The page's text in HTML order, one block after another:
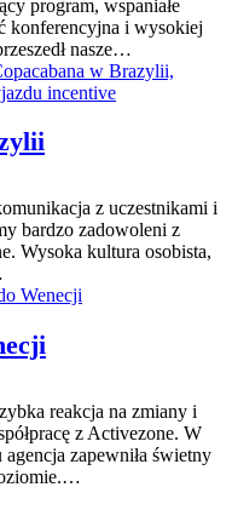
program, wspaniałe
konferencyjna i wysokiej
nasze…
z uczestnikami i
bardzo zadowoleni z
Wysoka kultura osobista,
reakcja na zmiany i
z Activezone. W
zapewniła świetny